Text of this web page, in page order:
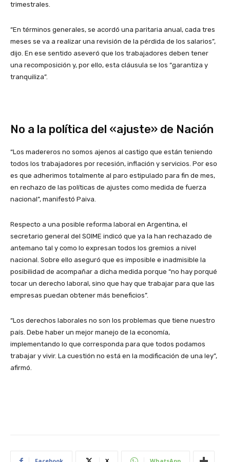
trimestrales.
“En términos generales, se acordó una paritaria anual, cada tres
meses se va a realizar una revisión de la pérdida de los salarios”,
dijo. En ese sentido aseveró que los trabajadores deben tener
una recomposición y, por ello, esta cláusula se los “garantiza y
tranquiliza”.
No a la política del «ajuste» de Nación
“Los madereros no somos ajenos al castigo que están teniendo
todos los trabajadores por recesión, inflación y servicios. Por eso
es que adherimos totalmente al paro estipulado para fin de mes,
en rechazo de las políticas de ajustes como medida de fuerza
nacional”, manifestó Paiva.
Respecto a una posible reforma laboral en Argentina, el
secretario general del SOIME indicó que ya la han rechazado de
antemano tal y como lo expresan todos los gremios a nivel
nacional. Sobre ello aseguró que es imposible e inadmisible la
posibilidad de acompañar a dicha medida porque “no hay porqué
tocar un derecho laboral, sino que hay que trabajar para que las
empresas puedan obtener más beneficios”.
“Los derechos laborales no son los problemas que tiene nuestro
país. Debe haber un mejor manejo de la economía,
implementando lo que corresponda para que todos podamos
trabajar y vivir. La cuestión no está en la modificación de una ley”,
afirmó.